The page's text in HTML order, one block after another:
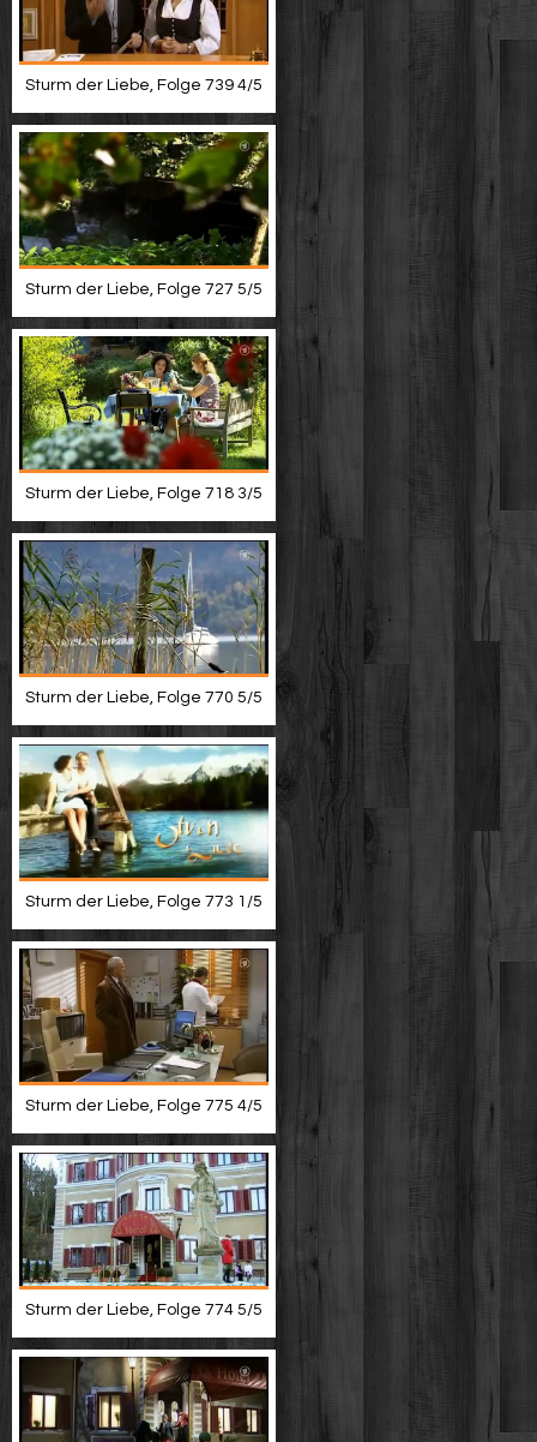
Sturm der Liebe, Folge 739 4/5
Sturm der Liebe, Folge 727 5/5
Sturm der Liebe, Folge 718 3/5
Sturm der Liebe, Folge 770 5/5
Sturm der Liebe, Folge 773 1/5
Sturm der Liebe, Folge 775 4/5
Sturm der Liebe, Folge 774 5/5